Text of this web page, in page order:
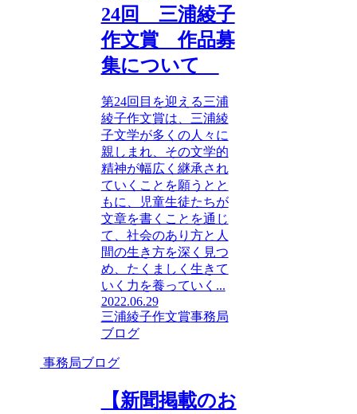
24回 三浦綾子
作文賞 作品募
集について
第24回目を迎える三浦
綾子作文賞は、三浦綾
子文学が多くの人々に
親しまれ、その文学的
精神が幅広く継承され
ていくことを願うとと
もに、児童生徒たちが
文章を書くことを通じ
て、社会のあり方と人
間の生き方を深く見つ
め、たくましく生きて
いく力を養っていく...
2022.06.29
三浦綾子作文賞事務局
ブログ
事務局ブログ
【新聞掲載のお